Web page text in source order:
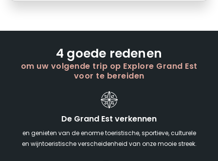
4 goede redenen
om uw volgende trip op Explore Grand Est
voor te bereiden
De Grand Est verkennen
en genieten van de enorme toeristische, sportieve, culturele
en wijntoeristische verscheidenheid van onze mooie streek.